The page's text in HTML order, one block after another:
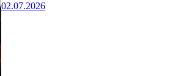
02.07.2026